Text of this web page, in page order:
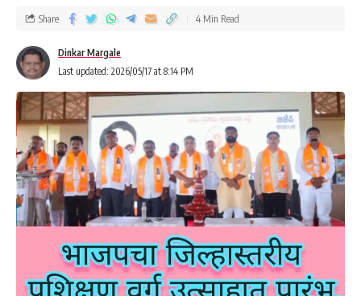
Last updated: 2026/05/17 at 8:14 PM
Dinkar Margale
Share 4 Min Read